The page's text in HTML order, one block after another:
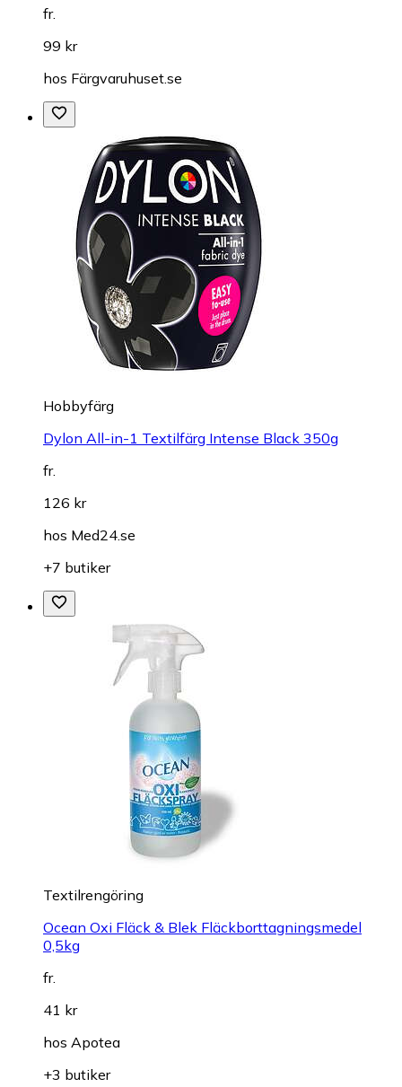
fr.
99 kr
hos Färgvaruhuset.se
Hobbyfärg
Dylon All-in-1 Textilfärg Intense Black 350g
fr.
126 kr
hos Med24.se
+7 butiker
Textilrengöring
Ocean Oxi Fläck & Blek Fläckborttagningsmedel
0,5kg
fr.
41 kr
hos Apotea
+3 butiker